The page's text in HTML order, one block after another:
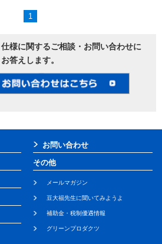
1
様に関するご相談・お問い合わせに
お答えします。
お問い合わせ
その他
メールマガジン
豆大福先生に聞いてみようよ
補助金・税制優遇情報
グリーンプロダクツ